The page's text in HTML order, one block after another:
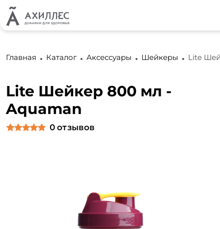
Главная Каталог Аксессуары Шейкеры Lite
Lite Шейкер 800 мл -
Aquaman
0 отзывов